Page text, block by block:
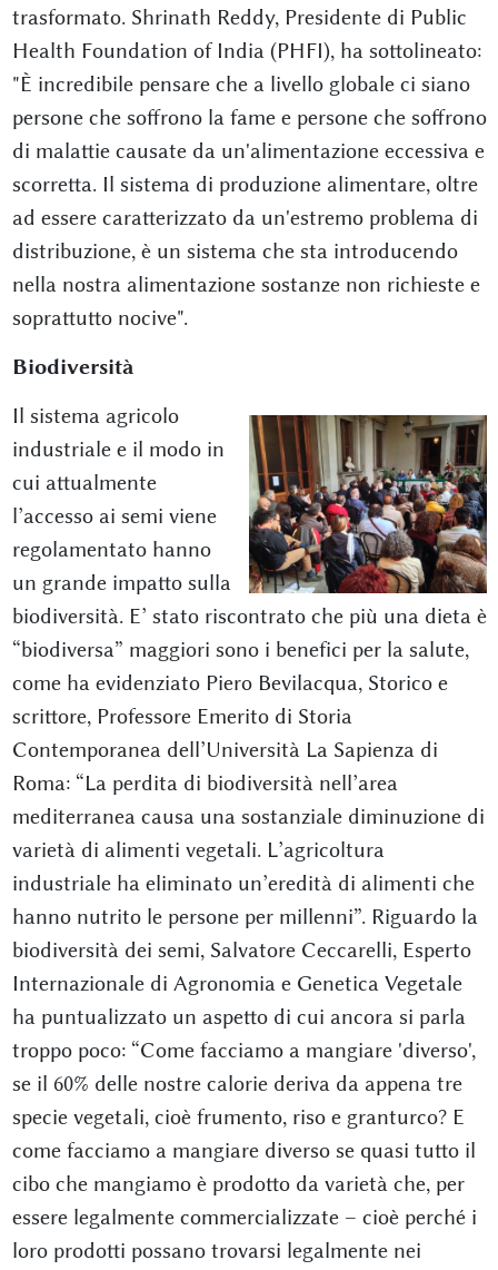
trasformato. Shrinath Reddy, Presidente di Public
Health Foundation of India (PHFI), ha sottolineato:
"È incredibile pensare che a livello globale ci siano
persone che soffrono la fame e persone che soffrono
di malattie causate da un'alimentazione eccessiva e
scorretta. Il sistema di produzione alimentare, oltre
ad essere caratterizzato da un'estremo problema di
distribuzione, è un sistema che sta introducendo
nella nostra alimentazione sostanze non richieste e
soprattutto nocive".
Biodiversità
Il sistema agricolo
industriale e il modo in
cui attualmente
l’accesso ai semi viene
regolamentato hanno
un grande impatto sulla
biodiversità. E’ stato riscontrato che più una dieta è
“biodiversa” maggiori sono i benefici per la salute,
come ha evidenziato Piero Bevilacqua, Storico e
scrittore, Professore Emerito di Storia
Contemporanea dell’Università La Sapienza di
Roma: “La perdita di biodiversità nell’area
mediterranea causa una sostanziale diminuzione di
varietà di alimenti vegetali. L’agricoltura
industriale ha eliminato un’eredità di alimenti che
hanno nutrito le persone per millenni”. Riguardo la
biodiversità dei semi, Salvatore Ceccarelli, Esperto
Internazionale di Agronomia e Genetica Vegetale
ha puntualizzato un aspetto di cui ancora si parla
troppo poco: “Come facciamo a mangiare 'diverso',
se il 60% delle nostre calorie deriva da appena tre
specie vegetali, cioè frumento, riso e granturco? E
come facciamo a mangiare diverso se quasi tutto il
cibo che mangiamo è prodotto da varietà che, per
essere legalmente commercializzate – cioè perché i
loro prodotti possano trovarsi legalmente nei